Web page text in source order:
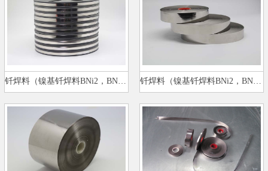
钎焊料（镍基钎焊料BNi2，BNi5）… 钎焊料（镍基钎焊料BNi2，BNi5）…